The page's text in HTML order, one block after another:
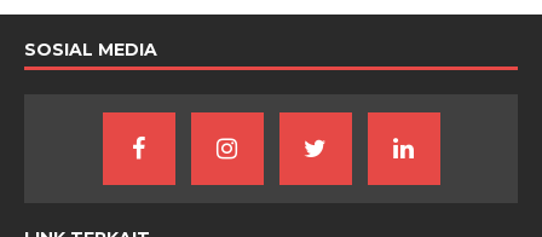
SOSIAL MEDIA